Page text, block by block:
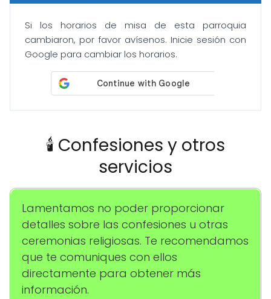
Si los horarios de misa de esta parroquia
cambiaron, por favor avísenos. Inicie sesión con
Google para cambiar los horarios.
🕯️ Confesiones y otros
servicios
Lamentamos no poder proporcionar
detalles sobre las confesiones u otras
ceremonias religiosas. Te recomendamos
que te comuniques con ellos
directamente para obtener más
información.